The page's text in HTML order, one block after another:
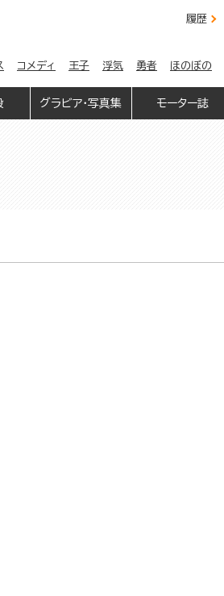
履歴
コメディ 王子 浮気 勇者 ほのぼの
グラビア・写真集 モーター誌